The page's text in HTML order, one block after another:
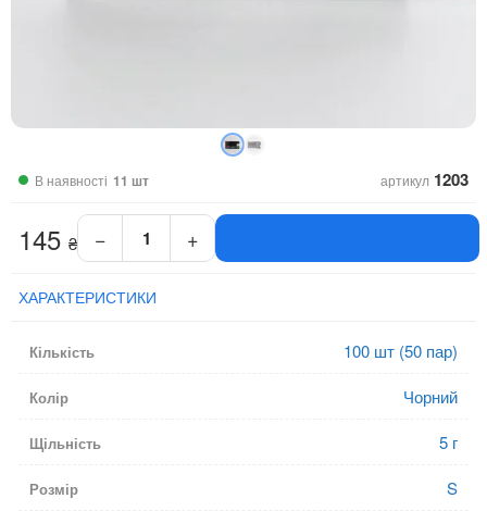
В наявності 11 шт артикул 1203
145 ₴ −
Рукавички
чорні
+
ХАРАКТЕРИСТИКИ
Кількість 100 шт (50 пар)
Колір Чорний
Щільність 5 г
Розмір S